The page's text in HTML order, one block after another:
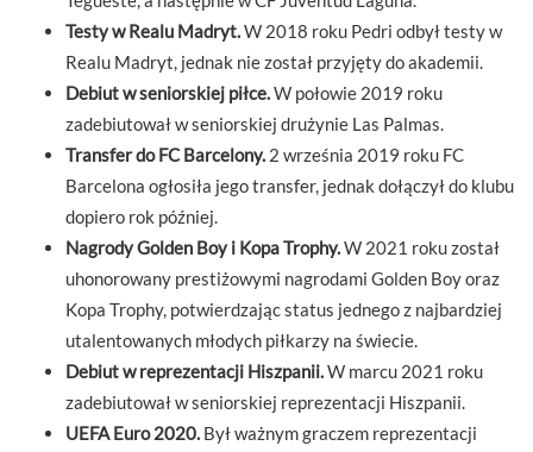
Testy w Realu Madryt.W 2018 roku Pedri odbył testy w
Realu Madryt, jednak nie został przyjęty do akademii.
Debiut w seniorskiej piłce.W połowie 2019 roku
zadebiutował w seniorskiej drużynie Las Palmas.
Transfer do FC Barcelony. 2 września 2019 roku FC
Barcelona ogłosiła jego transfer, jednak dołączył do klubu
dopiero rok później.
Nagrody Golden Boy i Kopa Trophy.W 2021 roku został
uhonorowany prestiżowymi nagrodami Golden Boy oraz
Kopa Trophy, potwierdzając status jednego z najbardziej
utalentowanych młodych piłkarzy na świecie.
Debiut w reprezentacji Hiszpanii.W marcu 2021 roku
zadebiutował w seniorskiej reprezentacji Hiszpanii.
UEFA Euro 2020. Był ważnym graczem reprezentacji